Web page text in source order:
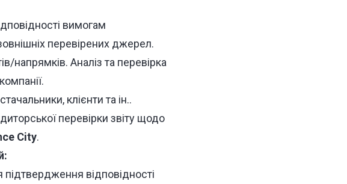
вимогам
перевірених джерел.
напрямків. Аналіз та перевірка
клієнти та ін..
перевірки звіту щодо
City.
відповідності